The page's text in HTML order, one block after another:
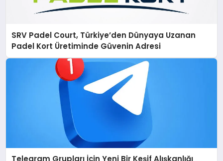
SRV Padel Court, Türkiye’den Dünyaya Uzanan
Padel Kort Üretiminde Güvenin Adresi
Telegram Grupları İçin Yeni Bir Keşif Alışkanlığı